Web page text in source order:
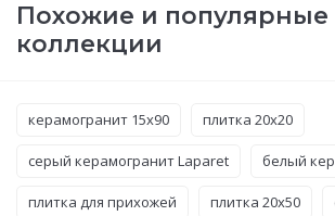
Похожие и популярные
коллекции
керамогранит 15x90 плитка 20x20
серый керамогранит Laparet белый
плитка для прихожей плитка 20x50